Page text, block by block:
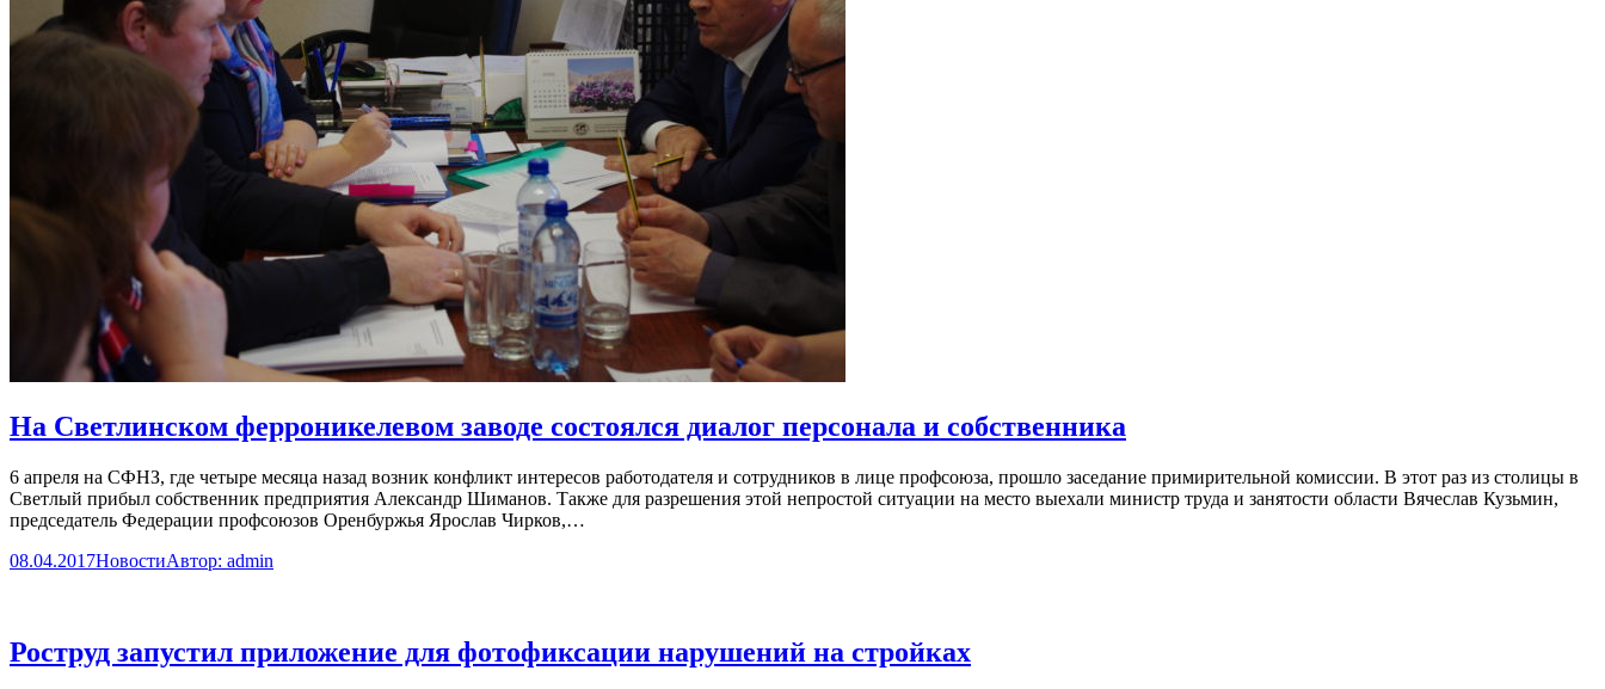
На Светлинском ферроникелевом заводе состоялся диалог персонала и собственника
6 апреля на СФНЗ, где четыре месяца назад возник конфликт интересов работодателя и сотрудников в лице профсоюза, прошло заседание примирительной комиссии. В этот раз из столицы в
Светлый прибыл собственник предприятия Александр Шиманов. Также для разрешения этой непростой ситуации на место выехали министр труда и занятости области Вячеслав Кузьмин,
председатель Федерации профсоюзов Оренбуржья Ярослав Чирков,…
08.04.2017НовостиАвтор: admin
Роструд запустил приложение для фотофиксации нарушений на стройках